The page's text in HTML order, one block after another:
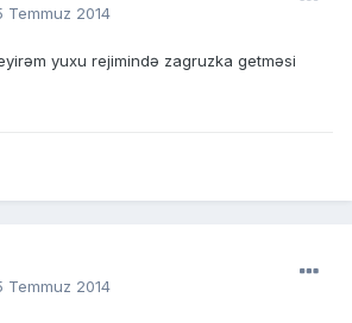
Temmuz 2014
yuxu rejimində zagruzka getməsi
Temmuz 2014